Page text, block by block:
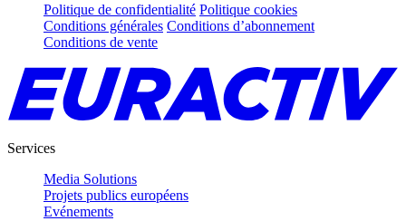
Politique de confidentialité Politique cookies
Conditions générales Conditions d’abonnement
Conditions de vente
Services
Media Solutions
Projets publics européens
Evénements